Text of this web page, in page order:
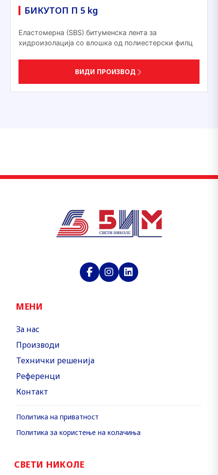
БИКУТОП П 5 kg
Еластомерна (ЅВЅ) битуменска лента за
хидроизолација со влошка од полиестерски филц
ВИДИ ПРОИЗВОД
МЕНИ
За нас
Производи
Технички решенија
Референци
Контакт
Политика на приватност
Политика за користење на колачиња
СВЕТИ НИКОЛЕ